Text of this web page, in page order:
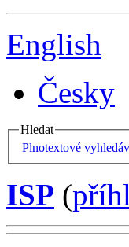
English
Česky
Hledat
Plnotextové
ISP (